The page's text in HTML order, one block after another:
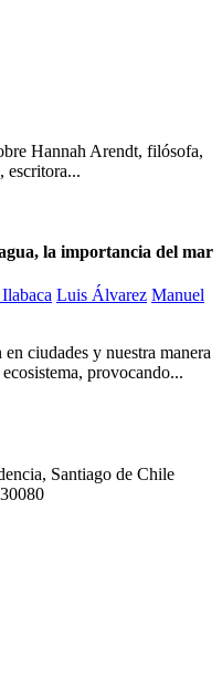
Hannah Arendt, filósofa,
escritora...
la importancia del mar
Luis Álvarez Manuel
ciudades y nuestra manera
provocando...
Santiago de Chile